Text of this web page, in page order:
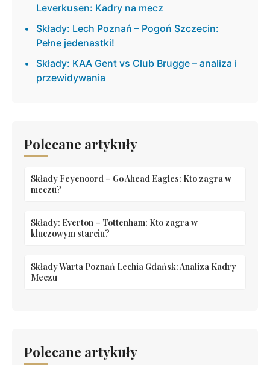
Leverkusen: Kadry na mecz
Składy: Lech Poznań – Pogoń Szczecin:
Pełne jedenastki!
Składy: KAA Gent vs Club Brugge – analiza i
przewidywania
Polecane artykuły
Składy Feyenoord – Go Ahead Eagles: Kto zagra w
meczu?
Składy: Everton – Tottenham: Kto zagra w
kluczowym starciu?
Składy Warta Poznań Lechia Gdańsk: Analiza Kadry
Meczu
Polecane artykuły